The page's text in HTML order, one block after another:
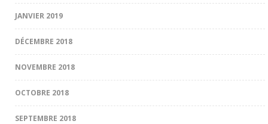
JANVIER 2019
DÉCEMBRE 2018
NOVEMBRE 2018
OCTOBRE 2018
SEPTEMBRE 2018